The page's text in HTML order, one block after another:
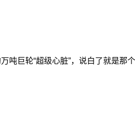
巨轮“超级心脏”，说白了就是那